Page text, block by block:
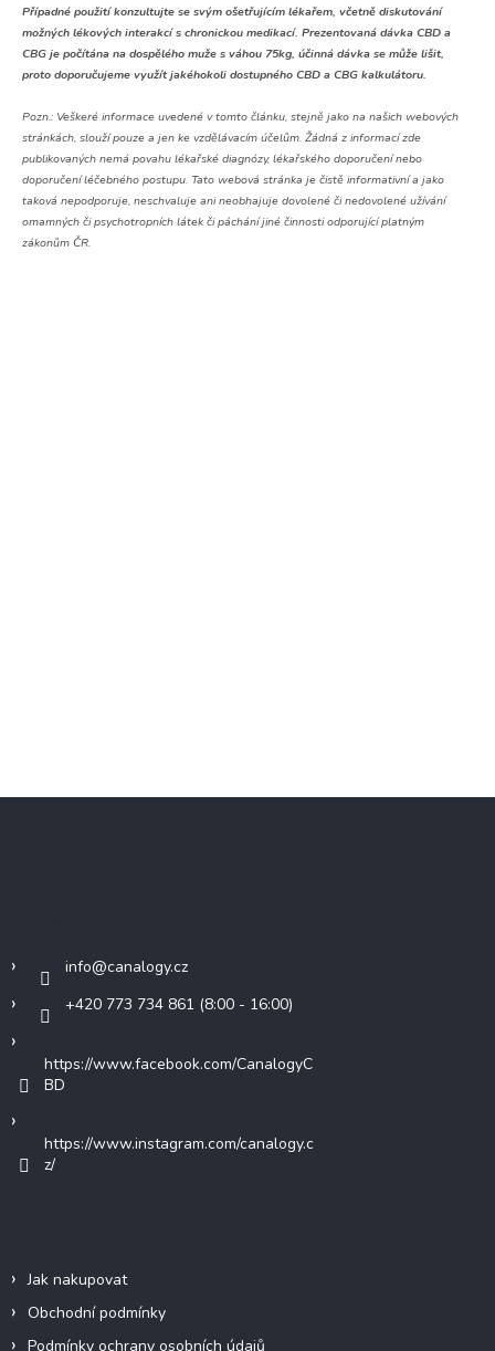
Případné použití konzultujte se svým ošetřujícím lékařem, včetně diskutování
možných lékových interakcí s chronickou medikací. Prezentovaná dávka CBD a
CBG je počítána na dospělého muže s váhou 75kg, účinná dávka se může lišit,
proto doporučujeme využít jakéhokoli dostupného CBD a CBG kalkulátoru.
Pozn.: Veškeré informace uvedené v tomto článku, stejně jako na našich webových
stránkách, slouží pouze a jen ke vzdělávacím účelům. Žádná z informací zde
publikovaných nemá povahu lékařské diagnózy, lékařského doporučení nebo
doporučení léčebného postupu. Tato webová stránka je čistě informativní a jako
taková nepodporuje, neschvaluje ani neobhajuje dovolené či nedovolené užívání
omamných či psychotropních látek či páchání jiné činnosti odporující platným
zákonům ČR.
info@canalogy.cz
+420 773 734 861 (8:00 - 16:00)
https://www.facebook.com/CanalogyC
BD
https://www.instagram.com/canalogy.c
z/
Jak nakupovat
Obchodní podmínky
Podmínky ochrany osobních údajů